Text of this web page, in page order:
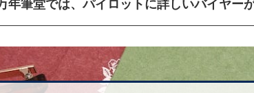
年筆堂では、パイロットに詳しいバイヤー